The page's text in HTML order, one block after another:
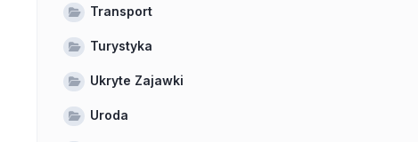
Transport
Turystyka
Ukryte Zajawki
Uroda